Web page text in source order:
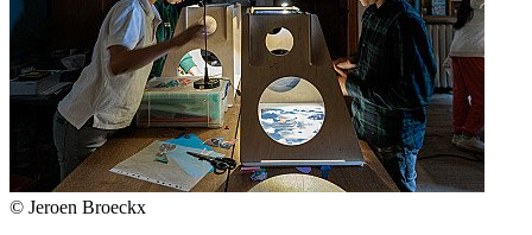
© Jeroen Broeckx